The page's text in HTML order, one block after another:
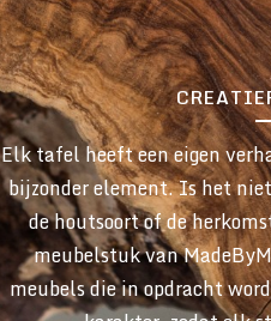
Elk tafel heeft een eigen
bijzonder element. Is het
de houtsoort of de
meubelstuk van
meubels die in opdracht